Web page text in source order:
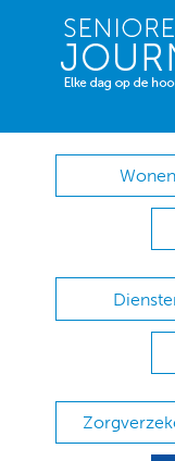
Wonen